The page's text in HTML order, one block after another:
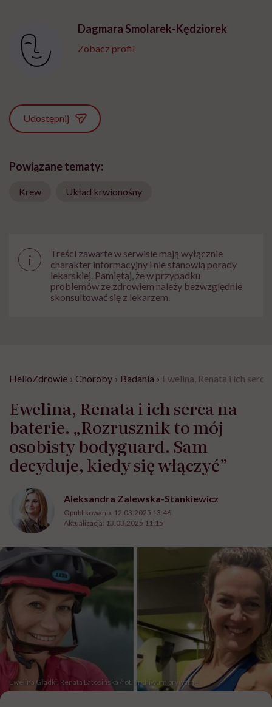
Dagmara Smolarek-Kędziorek
Zobacz profil
Udostępnij
Powiązane tematy:
Krew Układ krwionośny
i
Treści zawarte w serwisie mają wyłącznie
charakter informacyjny i nie stanowią porady
lekarskiej. Pamiętaj, że w przypadku
problemów ze zdrowiem należy bezwzględnie
skonsultować się z lekarzem.
HelloZdrowie › Choroby › Badania › Ewelina, Renata i ich
Ewelina, Renata i ich serca na
baterie. „Rozrusznik to mój
osobisty bodyguard. Sam
decyduje, kiedy się włączyć”
Aleksandra Zalewska-Stankiewicz
Opublikowano: 12.03.2025 13:46
Aktualizacja: 13.03.2025 11:15
Ewelina Gładki, Renata Latosińska /fot. archiwum prywatne